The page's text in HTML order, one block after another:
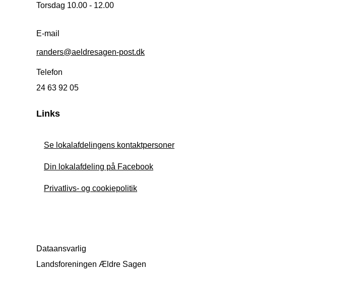
Torsdag 10.00 - 12.00
E-mail
randers@aeldresagen-post.dk
Telefon
24 63 92 05
Links
Se lokalafdelingens kontaktpersoner
Din lokalafdeling på Facebook
Privatlivs- og cookiepolitik
Dataansvarlig
Landsforeningen Ældre Sagen